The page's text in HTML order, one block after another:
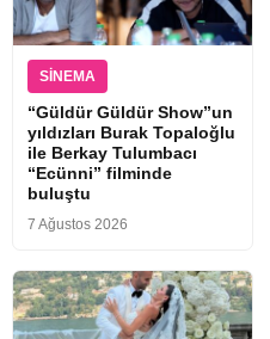
SINEMA
“Güldür Güldür Show”un
yıldızları Burak Topaloğlu
ile Berkay Tulumbacı
“Ecünni” filminde
buluştu
7 Ağustos 2026